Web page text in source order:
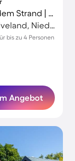
Apartment mit Terrasse | Neben dem Strand | Haustiere erlaubt
Brouwershaven, Schouwen-Duiveland, Niederlande
bis zu 4 Personen
Angebot